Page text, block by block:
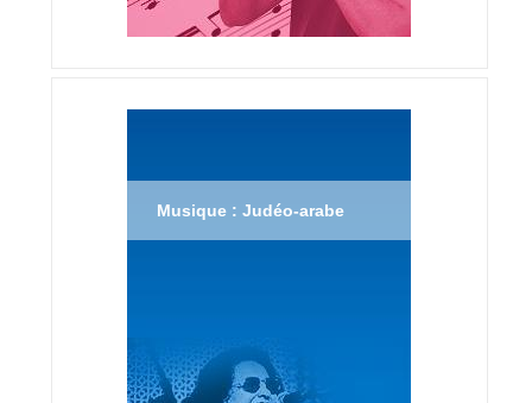
Musique : Judéo-arabe